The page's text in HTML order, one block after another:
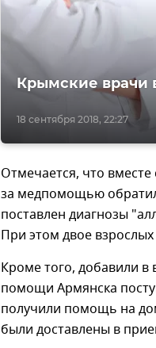
18 сентября 2018, 22:27
Крымские врачи
Отмечается, что
за медпомощью
поставлен диагнозы
При этом двое
Кроме того, добавили
помощи Армянска
получили помощь на
были доставлены в